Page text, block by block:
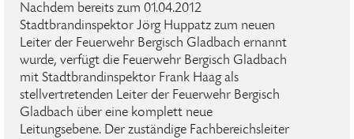
Nachdem bereits zum 01.04.2012
Stadtbrandinspektor Jörg Huppatz zum neuen
Leiter der Feuerwehr Bergisch Gladbach ernannt
wurde, verfügt die Feuerwehr Bergisch Gladbach
mit Stadtbrandinspektor Frank Haag als
stellvertretenden Leiter der Feuerwehr Bergisch
Gladbach über eine komplett neue
Leitungsebene. Der zuständige Fachbereichsleiter